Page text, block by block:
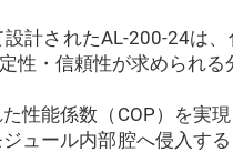
計されたAL-200-24は、
・信頼性が求められる
性能係数（COP）を実
ュール内部腔へ侵入す